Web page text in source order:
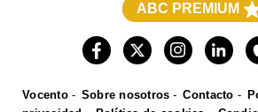
ABC PREMIUM
Vocento Sobre nosotros Contacto
ABC Sevilla
El Comercio
Las Provincias
Burgosconecta
Salamancahoy